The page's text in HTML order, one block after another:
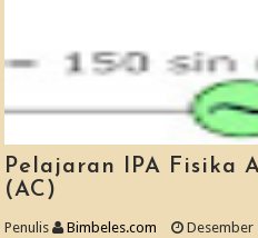
Pelajaran IPA Fisika
(AC)
Penulis Bimbeles.com Desember